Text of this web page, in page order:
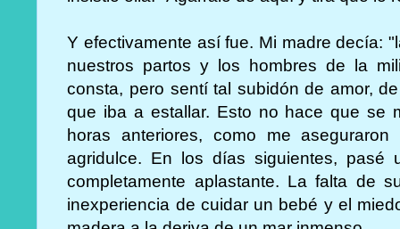
Y efectivamente así fue. Mi madre decía:
nuestros partos y los hombres de la
consta, pero sentí tal subidón de amor,
que iba a estallar. Esto no hace que se
horas anteriores, como me
agridulce. En los días siguientes, pasé
completamente aplastante. La falta de
inexperiencia de cuidar un bebé y el